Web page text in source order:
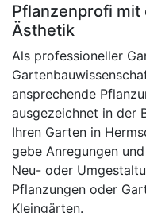
Pflanzenprofi
Ästhetik
Als professioneller
ansprechende
ausgezeichnet in der
Ihren Garten in
gebe Anregungen
Neu- oder
Pflanzungen oder
Kleingärten.